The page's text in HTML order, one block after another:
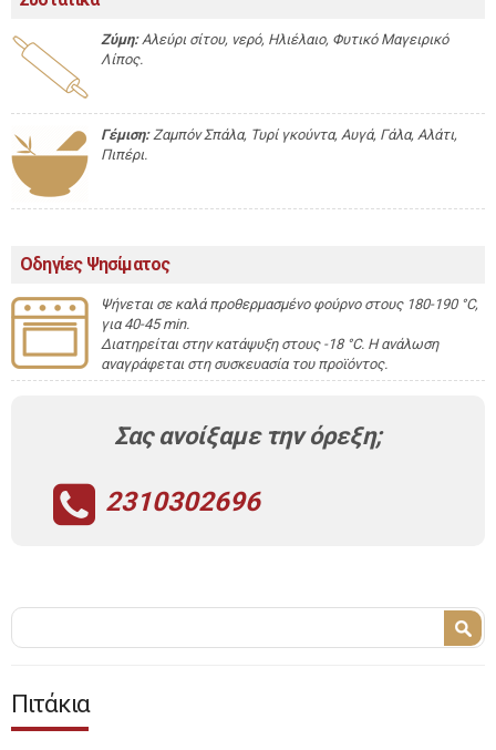
Ζύμη:Αλεύρι σίτου, νερό, Ηλιέλαιο, Φυτικό Μαγειρικό
Λίπος.
Γέμιση:Ζαμπόν Σπάλα, Τυρί γκούντα, Αυγά, Γάλα, Αλάτι,
Πιπέρι.
Οδηγίες Ψησίματος
Ψήνεται σε καλά προθερμασμένο φούρνο στους 180-190 °C,
για 40-45 min.
Διατηρείται στην κατάψυξη στους -18 °C. Η ανάλωση
αναγράφεται στη συσκευασία του προϊόντος.
Σας ανοίξαμε την όρεξη;
2310302696
Φόρμα αναζήτησης
Αναζήτηση
Πιτάκια